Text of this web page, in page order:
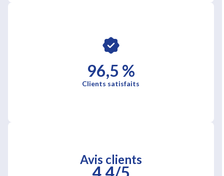
96,5 %
Clients satisfaits
Avis clients